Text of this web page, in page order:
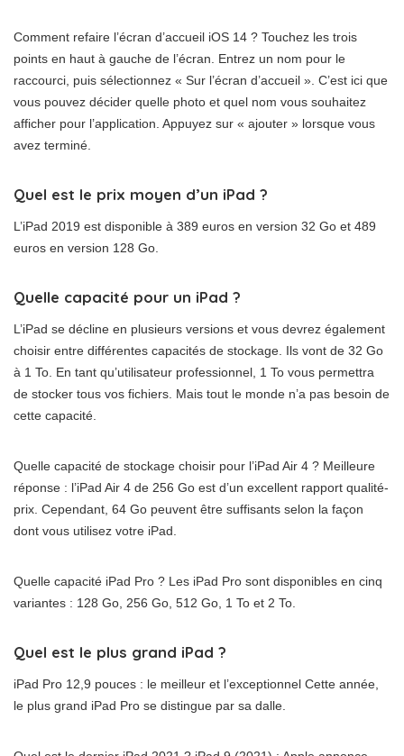
Comment refaire l’écran d’accueil iOS 14 ? Touchez les trois
points en haut à gauche de l’écran. Entrez un nom pour le
raccourci, puis sélectionnez « Sur l’écran d’accueil ». C’est ici que
vous pouvez décider quelle photo et quel nom vous souhaitez
afficher pour l’application. Appuyez sur « ajouter » lorsque vous
avez terminé.
Quel est le prix moyen d’un iPad ?
L’iPad 2019 est disponible à 389 euros en version 32 Go et 489
euros en version 128 Go.
Quelle capacité pour un iPad ?
L’iPad se décline en plusieurs versions et vous devrez également
choisir entre différentes capacités de stockage. Ils vont de 32 Go
à 1 To. En tant qu’utilisateur professionnel, 1 To vous permettra
de stocker tous vos fichiers. Mais tout le monde n’a pas besoin de
cette capacité.
Quelle capacité de stockage choisir pour l’iPad Air 4 ? Meilleure
réponse : l’iPad Air 4 de 256 Go est d’un excellent rapport qualité-
prix. Cependant, 64 Go peuvent être suffisants selon la façon
dont vous utilisez votre iPad.
Quelle capacité iPad Pro ? Les iPad Pro sont disponibles en cinq
variantes : 128 Go, 256 Go, 512 Go, 1 To et 2 To.
Quel est le plus grand iPad ?
iPad Pro 12,9 pouces : le meilleur et l’exceptionnel Cette année,
le plus grand iPad Pro se distingue par sa dalle.